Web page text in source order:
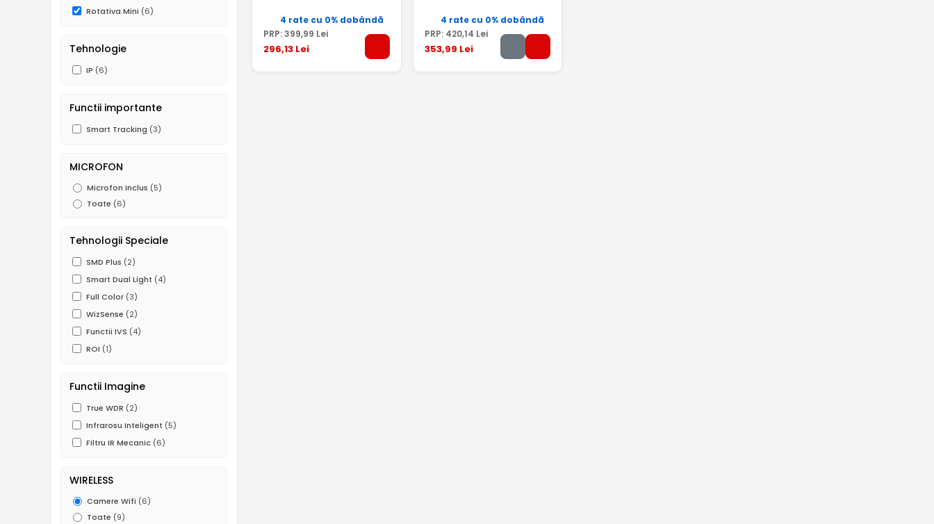
Rotativa Mini (6)
Tehnologie
IP (6)
Functii importante
Smart Tracking (3)
MICROFON
Microfon Inclus (5)
Toate (6)
Tehnologii Speciale
SMD Plus (2)
Smart Dual Light (4)
Full Color (3)
WizSense (2)
Functii IVS (4)
ROI (1)
Functii Imagine
True WDR (2)
Infrarosu Inteligent (5)
Filtru IR Mecanic (6)
WIRELESS
Camere Wifi (6)
Toate (9)
4 rate cu 0% dobândă
PRP:399,99 Lei
296,13 Lei
4 rate cu 0% dobândă
PRP: 420,14 Lei
353,99 Lei